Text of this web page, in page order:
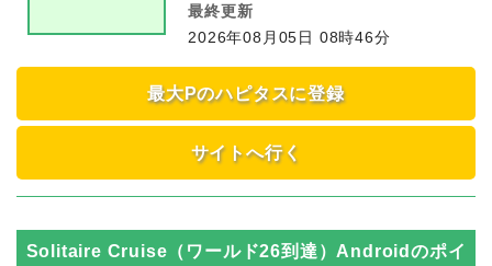
最終更新
2026年08月05日 08時46分
最大Pのハピタスに登録
サイトへ行く
Solitaire Cruise（ワールド26到達）Android のポイ